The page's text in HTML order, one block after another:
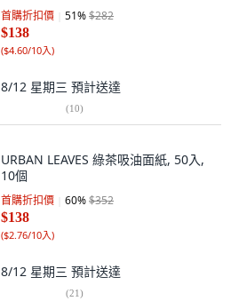
首購折扣價 51%$282
$138
($4.60/10入)
8/12 星期三 預計送達
(10)
URBAN LEAVES 綠茶吸油面紙, 50入,
10個
首購折扣價 60%$352
$138
($2.76/10入)
8/12 星期三 預計送達
(21)